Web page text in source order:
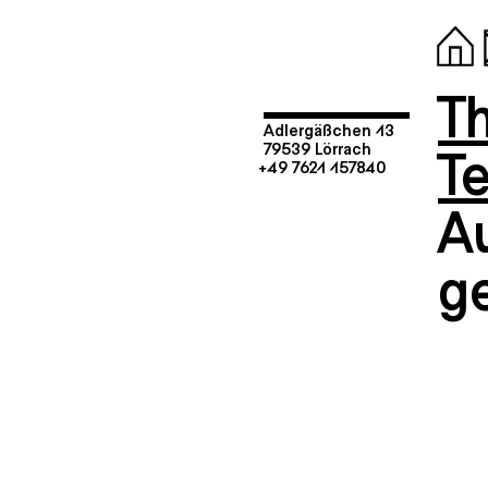
Adlergäßchen 13
79539 Lörrach
+49 7621 157840